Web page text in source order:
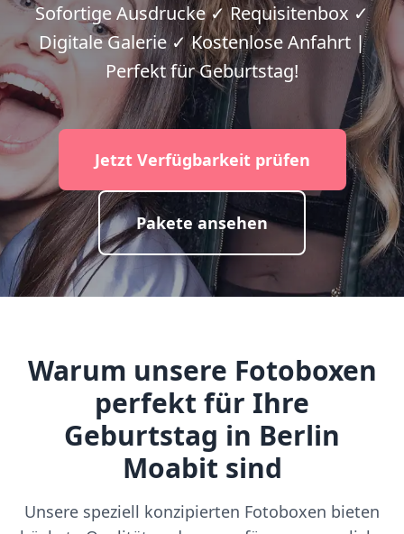
Sofortige Ausdrucke ✓ Requisitenbox ✓
Digitale Galerie ✓ Kostenlose Anfahrt |
Perfekt für Geburtstag!
Jetzt Verfügbarkeit prüfen
Pakete ansehen
Warum unsere Fotoboxen
perfekt für Ihre
Geburtstag in Berlin
Moabit sind
Unsere speziell konzipierten Fotoboxen bieten